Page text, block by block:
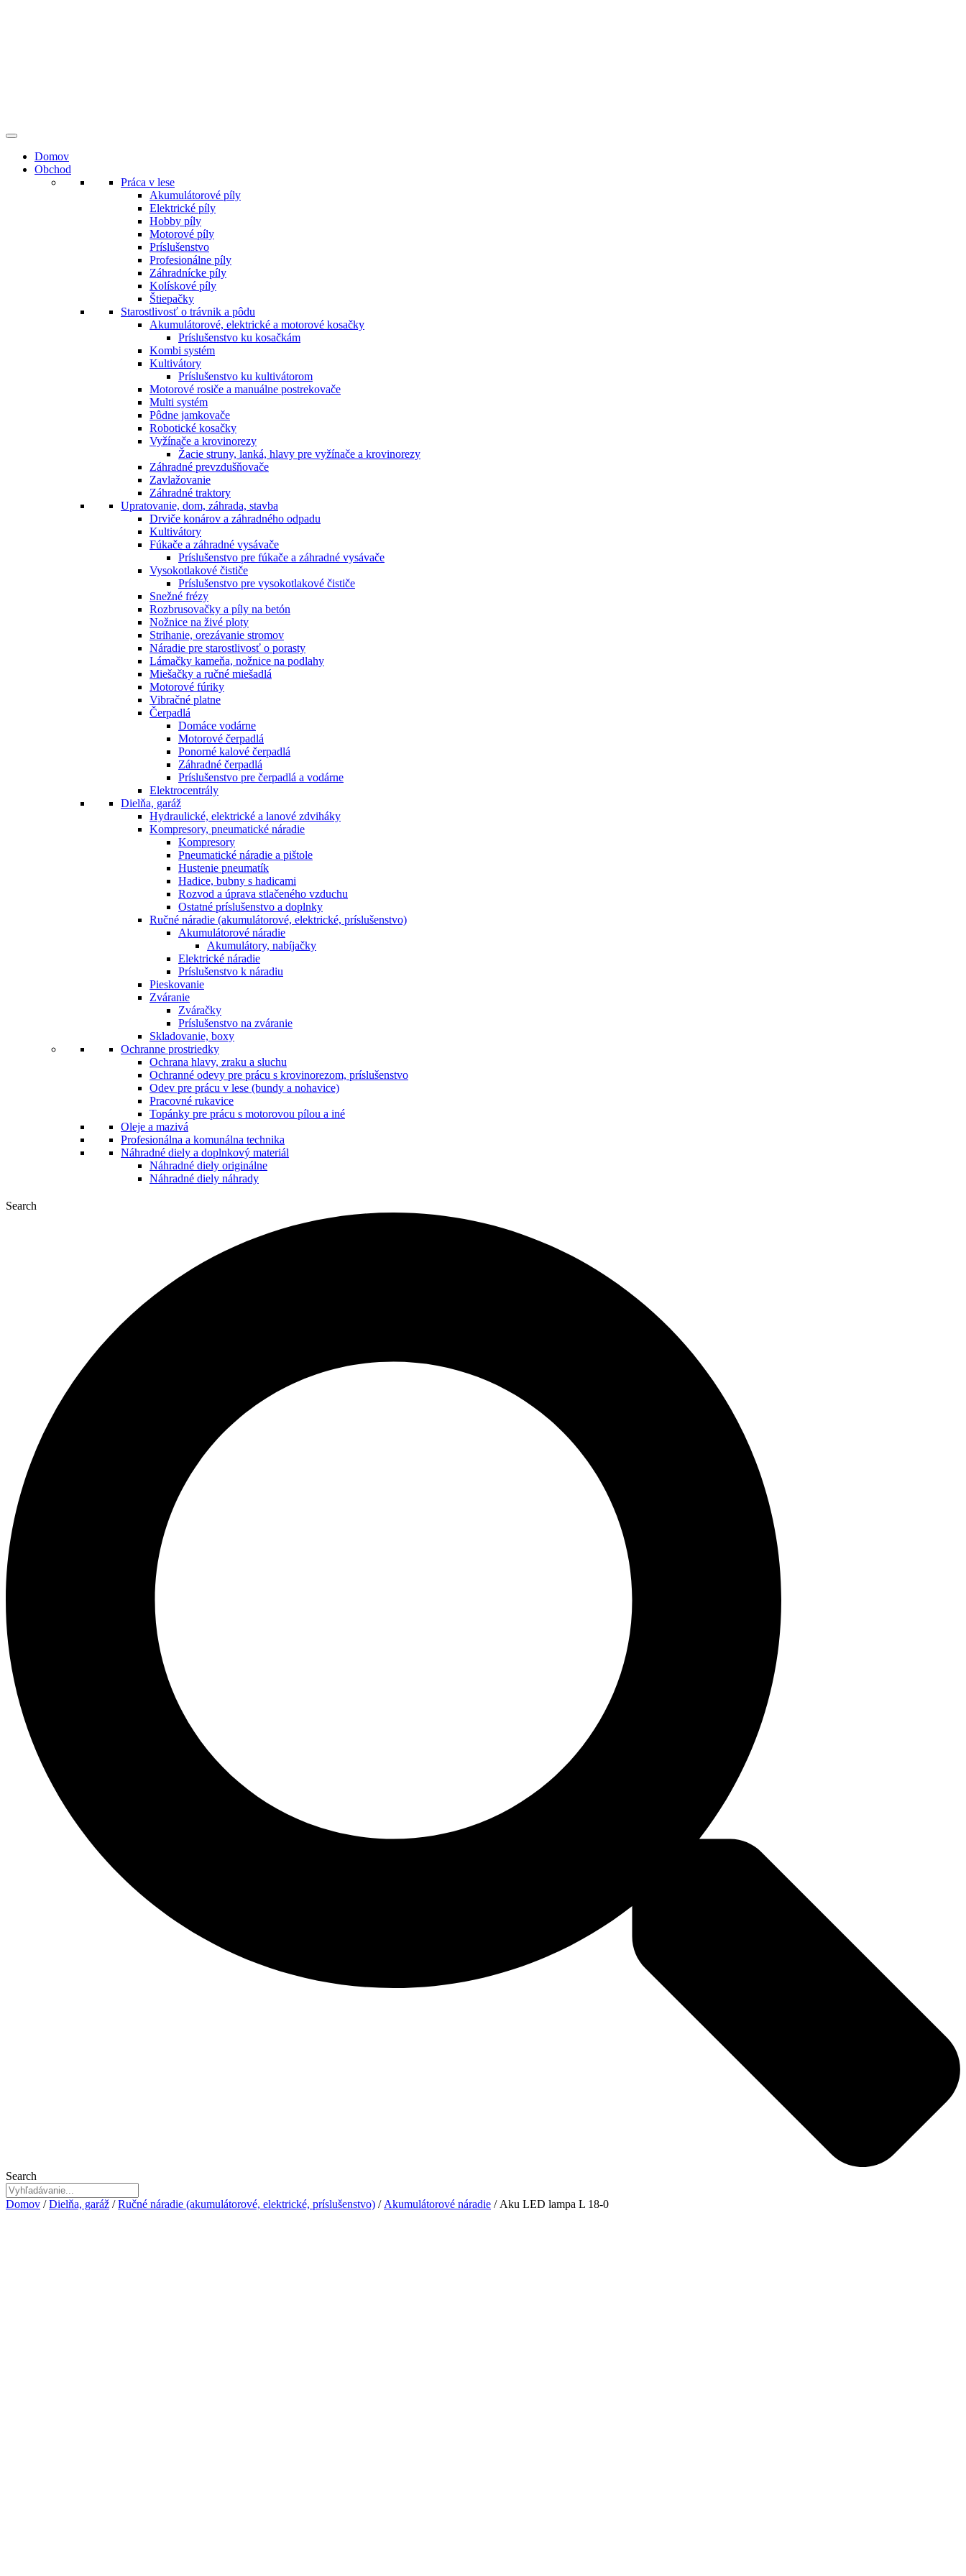
Domov
Obchod
Práca v lese
Akumulátorové píly
Elektrické píly
Hobby píly
Motorové píly
Príslušenstvo
Profesionálne píly
Záhradnícke píly
Kolískové píly
Štiepačky
Starostlivosť o trávnik a pôdu
Akumulátorové, elektrické a motorové kosačky
Príslušenstvo ku kosačkám
Kombi systém
Kultivátory
Príslušenstvo ku kultivátorom
Motorové rosiče a manuálne postrekovače
Multi systém
Pôdne jamkovače
Robotické kosačky
Vyžínače a krovinorezy
Žacie struny, lanká, hlavy pre vyžínače a krovinorezy
Záhradné prevzdušňovače
Zavlažovanie
Záhradné traktory
Upratovanie, dom, záhrada, stavba
Drviče konárov a záhradného odpadu
Kultivátory
Fúkače a záhradné vysávače
Príslušenstvo pre fúkače a záhradné vysávače
Vysokotlakové čističe
Príslušenstvo pre vysokotlakové čističe
Snežné frézy
Rozbrusovačky a píly na betón
Nožnice na živé ploty
Strihanie, orezávanie stromov
Náradie pre starostlivosť o porasty
Lámačky kameňa, nožnice na podlahy
Miešačky a ručné miešadlá
Motorové fúriky
Vibračné platne
Čerpadlá
Domáce vodárne
Motorové čerpadlá
Ponorné kalové čerpadlá
Záhradné čerpadlá
Príslušenstvo pre čerpadlá a vodárne
Elektrocentrály
Dielňa, garáž
Hydraulické, elektrické a lanové zdviháky
Kompresory, pneumatické náradie
Kompresory
Pneumatické náradie a pištole
Hustenie pneumatík
Hadice, bubny s hadicami
Rozvod a úprava stlačeného vzduchu
Ostatné príslušenstvo a doplnky
Ručné náradie (akumulátorové, elektrické, príslušenstvo)
Akumulátorové náradie
Akumulátory, nabíjačky
Elektrické náradie
Príslušenstvo k náradiu
Pieskovanie
Zváranie
Zváračky
Príslušenstvo na zváranie
Skladovanie, boxy
Ochranne prostriedky
Ochrana hlavy, zraku a sluchu
Ochranné odevy pre prácu s krovinorezom, príslušenstvo
Odev pre prácu v lese (bundy a nohavice)
Pracovné rukavice
Topánky pre prácu s motorovou pílou a iné
Oleje a mazivá
Profesionálna a komunálna technika
Náhradné diely a doplnkový materiál
Náhradné diely originálne
Náhradné diely náhrady
Search
Search
Domov /Dielňa, garáž /Ručné náradie (akumulátorové, elektrické, príslušenstvo) / Akumulátorové náradie / Aku LED lampa L 18-0